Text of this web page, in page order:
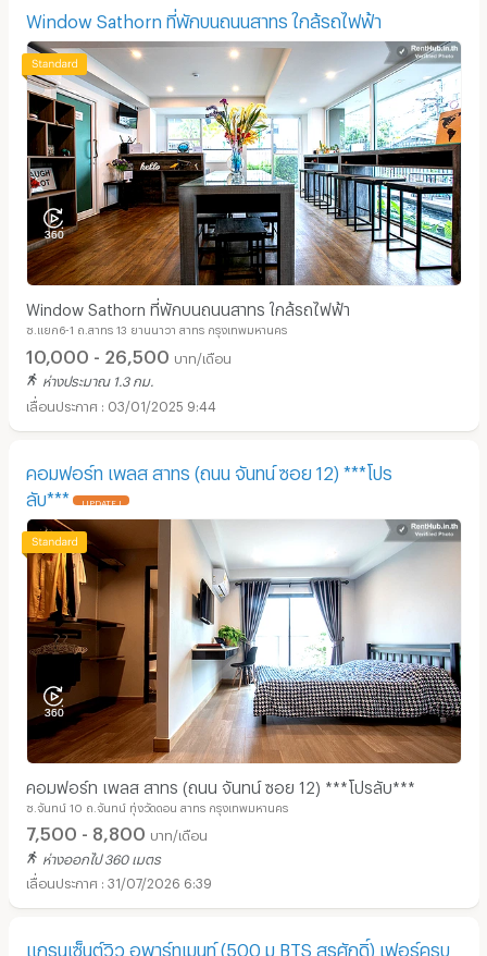
Window Sathorn ที่พักบนถนนสาทร ใกล้รถไฟฟ้า
Window Sathorn ที่พักบนถนนสาทร ใกล้รถไฟฟ้า
ซ.แยก6-1 ถ.สาทร 13 ยานนาวา สาทร กรุงเทพมหานคร
10,000 - 26,500 บาท/เดือน
ห่างประมาณ 1.3 กม.
03/01/2025 9:44
คอมฟอร์ท เพลส สาทร (ถนน จันทน์ ซอย 12) ***โปร
ลับ***
UPDATE !
คอมฟอร์ท เพลส สาทร (ถนน จันทน์ ซอย 12) ***โปรลับ***
ซ.จันทน์ 10 ถ.จันทน์ ทุ่งวัดดอน สาทร กรุงเทพมหานคร
7,500 - 8,800 บาท/เดือน
ห่างออกไป 360 เมตร
31/07/2026 6:39
แกรนเซ็นต์วิว อพาร์ทเมนท์ (500 ม BTS สุรศักดิ์) เฟอร์ครบ